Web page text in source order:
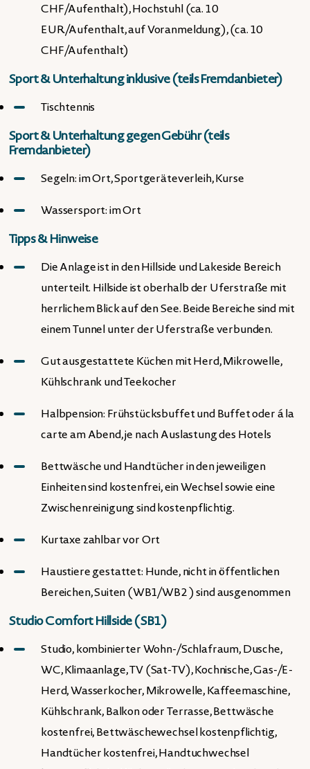
CHF/Aufenthalt), Hochstuhl (ca. 10
EUR/Aufenthalt, auf Voranmeldung), (ca. 10
CHF/Aufenthalt)
Sport & Unterhaltung inklusive (teils Fremdanbieter)
Tischtennis
Sport & Unterhaltung gegen Gebühr (teils
Fremdanbieter)
Segeln: im Ort, Sportgeräteverleih, Kurse
Wassersport: im Ort
Tipps & Hinweise
Die Anlage ist in den Hillside und Lakeside Bereich
unterteilt. Hillside ist oberhalb der Uferstraße mit
herrlichem Blick auf den See. Beide Bereiche sind mit
einem Tunnel unter der Uferstraße verbunden.
Gut ausgestattete Küchen mit Herd, Mikrowelle,
Kühlschrank und Teekocher
Halbpension: Frühstücksbuffet und Buffet oder á la
carte am Abend, je nach Auslastung des Hotels
Bettwäsche und Handtücher in den jeweiligen
Einheiten sind kostenfrei, ein Wechsel sowie eine
Zwischenreinigung sind kostenpflichtig.
Kurtaxe zahlbar vor Ort
Haustiere gestattet: Hunde, nicht in öffentlichen
Bereichen, Suiten (WB1/WB2 ) sind ausgenommen
Studio Comfort Hillside (SB1)
Studio, kombinierter Wohn-/Schlafraum, Dusche,
WC, Klimaanlage, TV (Sat-TV), Kochnische, Gas-/E-
Herd, Wasserkocher, Mikrowelle, Kaffeemaschine,
Kühlschrank, Balkon oder Terrasse, Bettwäsche
kostenfrei, Bettwäschewechsel kostenpflichtig,
Handtücher kostenfrei, Handtuchwechsel